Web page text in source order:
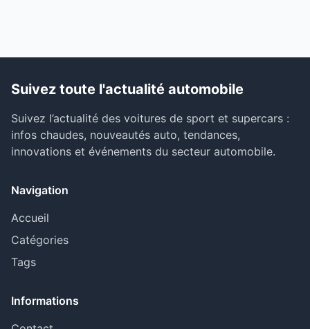
Suivez toute l'actualité automobile
Suivez l’actualité des voitures de sport et supercars :
infos chaudes, nouveautés auto, tendances,
innovations et événements du secteur automobile.
Navigation
Accueil
Catégories
Tags
Informations